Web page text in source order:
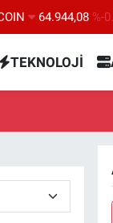
64.944,08 %-
ALTIN
6660.55
TEKNOLOJİ